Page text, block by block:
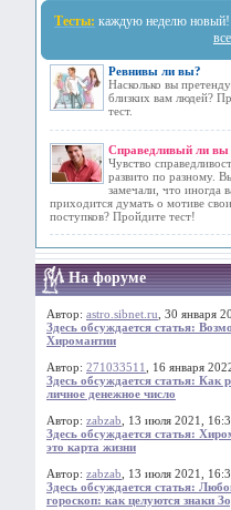
Тесты: каждую неделю новый!
Ревнивы ли вы?
Насколько вы
близких вам людей?
тест.
Справедливый ли вы
Чувство
развито по разному.
замечали, что иногда
приходится думать о мотиве
поступков? Пройдите тест!
На форуме
Автор: astro.sibnet.ru , 30 января
Здесь обсуждается статья:
Хиромантии
Автор: 271033511
, 16 января
Здесь обсуждается статья: Как
личное денежное число
Автор: zabzab , 13 июля 2021,
Здесь обсуждается статья:
это карта жизни
Автор: zabzab , 13 июля 2021,
Здесь обсуждается статья:
гороскоп: как целуются знаки